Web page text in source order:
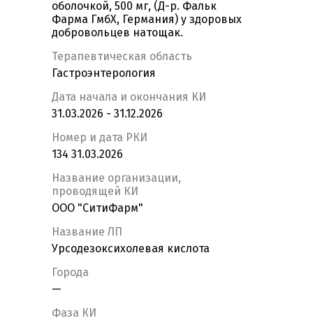
оболочкой, 500 мг, (Д-р. Фальк
Фарма ГмбХ, Германия) у здоровых
добровольцев натощак.
Терапевтическая область
Гастроэнтерология
Дата начала и окончания КИ
31.03.2026 - 31.12.2026
Номер и дата РКИ
134 31.03.2026
Название организации,
проводящей КИ
ООО "СитиФарм"
Название ЛП
Урсодезоксихолевая кислота
Города
—
Фаза КИ